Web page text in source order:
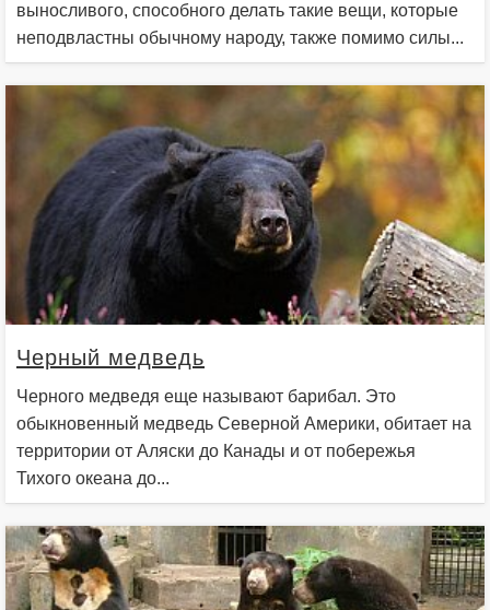
выносливого, способного делать такие вещи, которые
неподвластны обычному народу, также помимо силы...
Черный медведь
Черного медведя еще называют барибал. Это
обыкновенный медведь Северной Америки, обитает на
территории от Аляски до Канады и от побережья
Тихого океана до...